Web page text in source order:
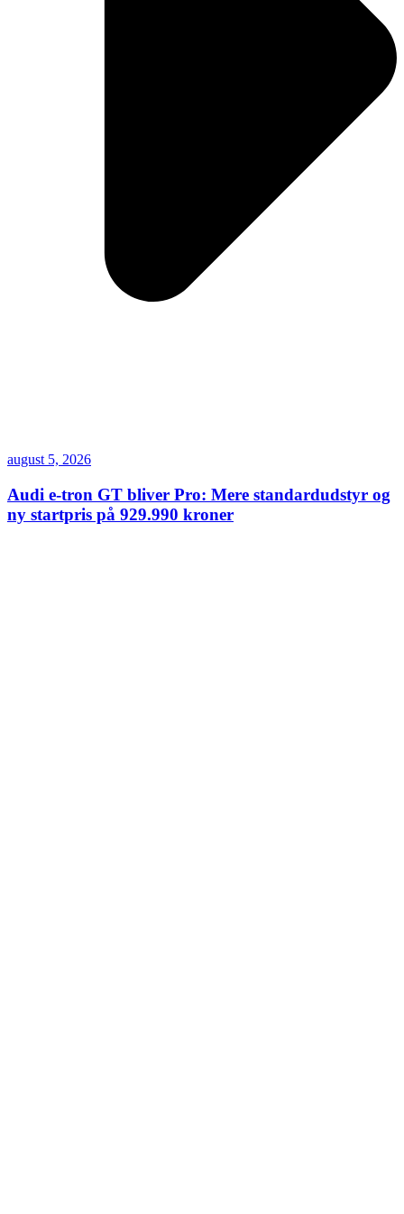
august 5, 2026
Audi e-tron GT bliver Pro: Mere standardudstyr og
ny startpris på 929.990 kroner